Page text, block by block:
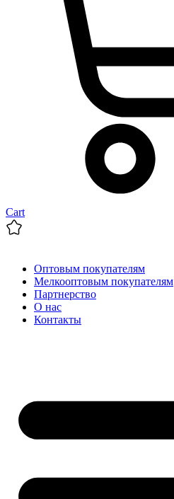
Cart
Оптовым покупателям
Мелкооптовым покупателям
Партнерство
О нас
Контакты